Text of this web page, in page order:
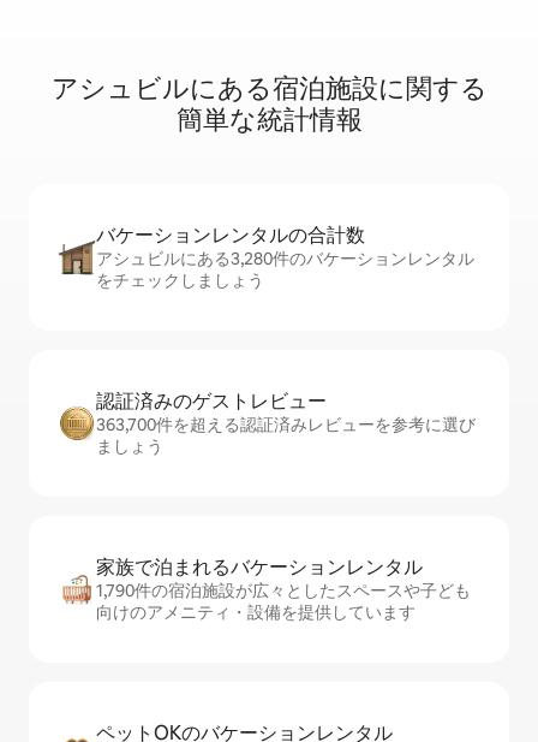
アシュビルに⁠あ⁠る宿⁠泊⁠施⁠設⁠に関⁠す⁠る
簡⁠単⁠な統⁠計⁠情⁠報
バケーションレ⁠ン⁠タ⁠ル⁠の合⁠計⁠数
アシュビルにある3,280件のバケーションレンタル
をチェックしましょう
認証済みのゲ⁠ス⁠ト⁠レ⁠ビ⁠ュ⁠ー
363,700件を超える認証済みレビューを参考に選び
ましょう
家族で泊まれるバ⁠ケ⁠ー⁠シ⁠ョ⁠ンレ⁠ン⁠タ⁠ル
1,790件の宿泊施設が広々としたスペースや子ども
向けのアメニティ・設備を提供しています
ペットOKのバ⁠ケ⁠ー⁠シ⁠ョ⁠ンレ⁠ン⁠タ⁠ル